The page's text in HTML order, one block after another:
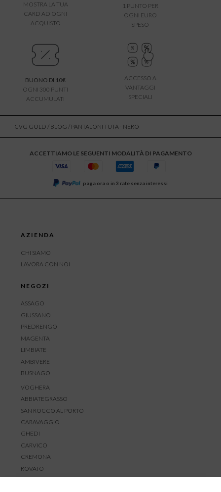
MOSTRA LA TUA
CARD AD OGNI
ACQUISTO
1 PUNTO PER
OGNI EURO
SPESO
BUONO DI 10€
OGNI 300 PUNTI
ACCUMULATI
ACCESSO A
VANTAGGI
SPECIALI
CVG GOLD / BLOG / PANTALONI TUTA - NERO
ACCETTIAMO LE SEGUENTI MODALITÀ DI PAGAMENTO
paga ora o in 3 rate senza interessi
AZIENDA
CHI SIAMO
LAVORA CON NOI
NEGOZI
ASSAGO
GIUSSANO
PREDRENGO
MAGENTA
LIMBIATE
AMBIVERE
BUSNAGO
VOGHERA
ABBIATEGRASSO
SAN ROCCO AL PORTO
CARAVAGGIO
GHEDI
CARVICO
CREMONA
ROVATO